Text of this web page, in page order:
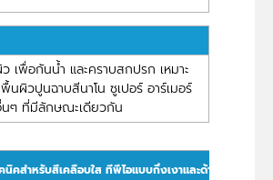
ว เพื่อกันน้ำ และคราบสกปรก เหมาะ
นผิวปูนฉาบสีนาโน ซูเปอร์ อาร์เมอร์
ๆ ที่มีลักษณะเดียวกัน
คสำหรับสีเคลือบใส ทีพีไอแบบกึ่งเงาและด้าน